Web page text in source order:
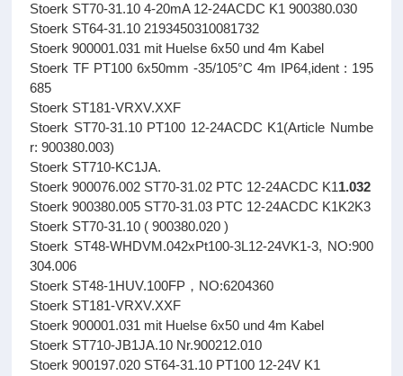
Stoerk ST70-31.10 4-20mA 12-24ACDC K1 900380.030
Stoerk ST64-31.10 2193450310081732
Stoerk 900001.031 mit Huelse 6x50 und 4m Kabel
Stoerk TF PT100 6x50mm -35/105°C 4m IP64,ident : 195
685
Stoerk ST181-VRXV.XXF
Stoerk ST70-31.10 PT100 12-24ACDC K1(Article Numbe
r: 900380.003)
Stoerk ST710-KC1JA.
Stoerk 900076.002 ST70-31.02 PTC 12-24ACDC K11.032
Stoerk 900380.005 ST70-31.03 PTC 12-24ACDC K1K2K3
Stoerk ST70-31.10 ( 900380.020 )
Stoerk ST48-WHDVM.042xPt100-3L12-24VK1-3, NO:900
304.006
Stoerk ST48-1HUV.100FP，NO:6204360
Stoerk ST181-VRXV.XXF
Stoerk 900001.031 mit Huelse 6x50 und 4m Kabel
Stoerk ST710-JB1JA.10 Nr.900212.010
Stoerk 900197.020 ST64-31.10 PT100 12-24V K1